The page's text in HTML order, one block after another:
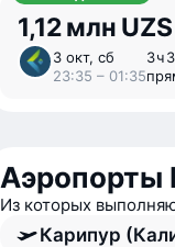
1,12 млн UZS
3 окт, сб
23:35 – 01:35
3 ⁠ч
Аэропорты
Из которых
Карипур